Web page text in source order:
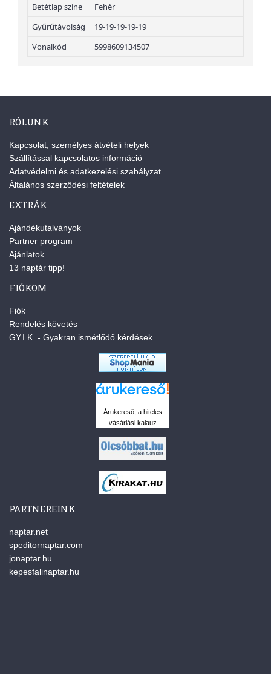
Betétlap színe
Fehér
Gyűrűtávolság
19-19-19-19-19
Vonalkód
5998609134507
RÓLUNK
Kapcsolat, személyes átvételi helyek
Szállítással kapcsolatos információ
Adatvédelmi és adatkezelési szabályzat
Általános szerződési feltételek
EXTRÁK
Ajándékutalványok
Partner program
Ajánlatok
13 naptár tipp!
FIÓKOM
Fiók
Rendelés követés
GY.I.K. - Gyakran ismétlődő kérdések
Árukereső, a hiteles
vásárlási kalauz
PARTNEREINK
naptar.net
speditornaptar.com
jonaptar.hu
kepesfalinaptar.hu